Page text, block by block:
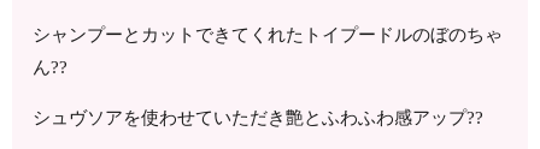
シャンプーとカットできてくれたトイプードルのぼのちゃ
ん??
シュヴソアを使わせていただき艶とふわふわ感アップ??